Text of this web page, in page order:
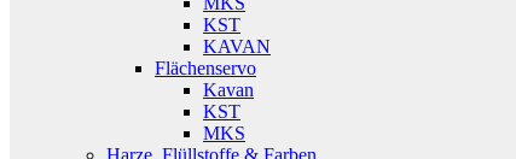
KST
KAVAN
Flächenservo
Kavan
KST
MKS
Harze, Flüllstoffe & Farben